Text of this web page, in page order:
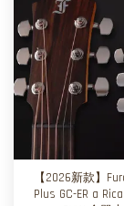
【2026新款】
Plus GC-ER a